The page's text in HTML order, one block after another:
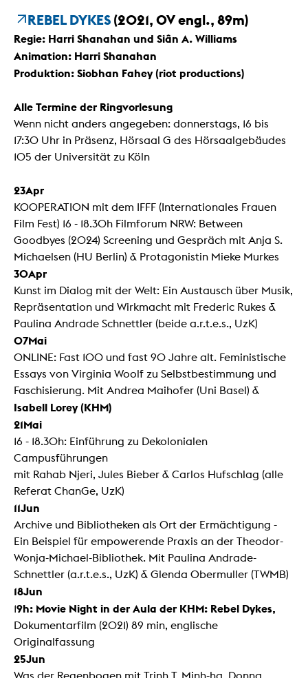
REBEL DYKES (2021, OV engl., 89m)
Regie: Harri Shanahan und Siân A. Williams
Animation: Harri Shanahan
Produktion: Siobhan Fahey (riot productions)
Alle Termine der Ringvorlesung
Wenn nicht anders angegeben: donnerstags, 16 bis
17:30 Uhr in Präsenz, Hörsaal G des Hörsaalgebäudes
105 der Universität zu Köln
23Apr
KOOPERATION mit dem IFFF (Internationales Frauen
Film Fest) 16 - 18.30h Filmforum NRW: Between
Goodbyes (2024) Screening und Gespräch mit Anja S.
Michaelsen (HU Berlin) & Protagonistin Mieke Murkes
30Apr
Kunst im Dialog mit der Welt: Ein Austausch über Musik,
Repräsentation und Wirkmacht mit Frederic Rukes &
Paulina Andrade Schnettler (beide a.r.t.e.s., UzK)
07Mai
ONLINE: Fast 100 und fast 90 Jahre alt. Feministische
Essays von Virginia Woolf zu Selbstbestimmung und
Faschisierung. Mit Andrea Maihofer (Uni Basel) &
Isabell Lorey (KHM)
21Mai
16 - 18.30h: Einführung zu Dekolonialen
Campusführungen
mit Rahab Njeri, Jules Bieber & Carlos Hufschlag (alle
Referat ChanGe, UzK)
11Jun
Archive und Bibliotheken als Ort der Ermächtigung -
Ein Beispiel für empowerende Praxis an der Theodor-
Wonja-Michael-Bibliothek. Mit Paulina Andrade-
Schnettler (a.r.t.e.s., UzK) & Glenda Obermuller (TWMB)
18Jun
19h: Movie Night in der Aula der KHM: Rebel Dykes,
Dokumentarfilm (2021) 89 min, englische
Originalfassung
25Jun